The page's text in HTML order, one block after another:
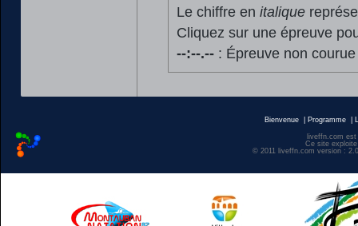
Le chiffre en italique
Cliquez sur une épreuve
--:--.--: Épreuve non
Bienvenue Programme
liveffn.com
Ce site
© 2011 liveffn.com version :